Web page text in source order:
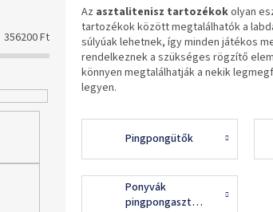
356200Ft
Az asztalitenisz tartozékokolyan
tartozékok között megtalálhatók a
súlyúak lehetnek, így minden játékos
rendelkeznek a szükséges rögzítő
könnyen megtalálhatják a nekik
legyen.
Pingpongütők
Ponyvák
pingpongasztalokra